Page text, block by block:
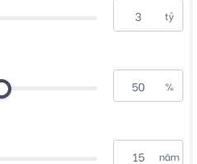
tỷ
%
năm